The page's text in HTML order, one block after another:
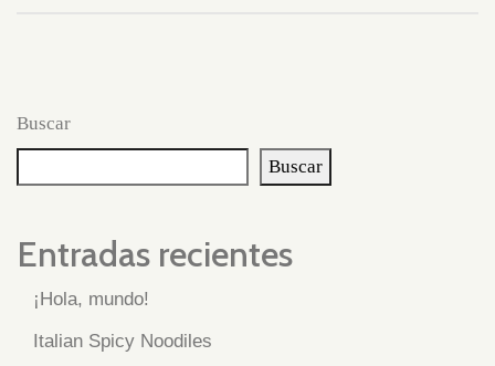
Buscar
Buscar
Entradas recientes
¡Hola, mundo!
Italian Spicy Noodiles